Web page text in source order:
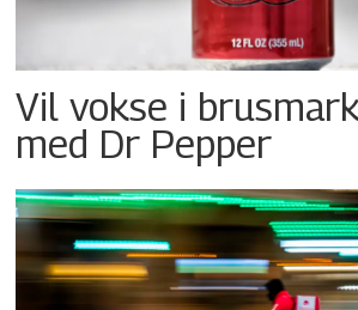
Vil vokse i
med Dr Pepper